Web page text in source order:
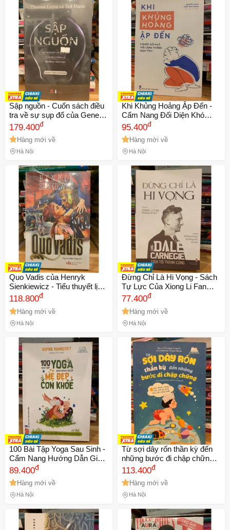
Sập nguồn - Cuốn sách điều
tra về sự sụp đổ của General
Electric và bài học quản trị
doanh nghiệp quý giá từ
Thomas Gryta và Ted Mann
179.400đ
Hàng mới về
Hà Nội
Khi Khủng Hoảng Ập Đến -
Cẩm Nang Đối Diện Khó
Khăn Trong Cuộc Sống, Giúp
Tìm Kiếm Sức Mạnh Nội Tại
Và Trưởng Thành
95.400đ
Hàng mới về
Hà Nội
Quo Vadis của Henryk
Sienkiewicz - Tiểu thuyết lịch
sử vĩ đại về tình yêu và đức
tin trong Đế chế La Mã cổ đại
118.800đ
Hàng mới về
Hà Nội
Đừng Chỉ Là Hi Vọng - Sách
Tự Lực Của Xiong Li Fan
Giúp Bạn Hành Động Và
Biến Ước Mơ Thành Hiện
Thực
77.400đ
Hàng mới về
Hà Nội
100 Bài Tập Yoga Sau Sinh -
Cẩm Nang Hướng Dẫn Giúp
Mẹ Đẹp Con Khỏe, Phục Hồi
Tinh Thần và Cơ Thể
89.400đ
Hàng mới về
Hà Nội
Từ sợi dây rốn thần kỳ đến
những bước đi chập chững -
Cẩm nang nuôi dạy trẻ cho
cha mẹ lần đầu - Tạ Thị
Phương Thuý, Đỗ thị Tố Nga
113.400đ
Hàng mới về
Hà Nội